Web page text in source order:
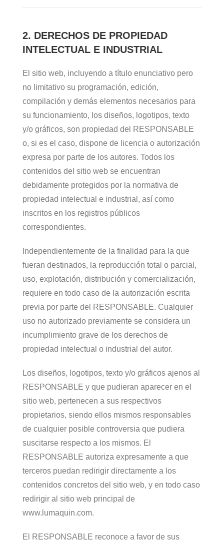
2. DERECHOS DE PROPIEDAD
INTELECTUAL E INDUSTRIAL
El sitio web, incluyendo a título enunciativo pero
no limitativo su programación, edición,
compilación y demás elementos necesarios para
su funcionamiento, los diseños, logotipos, texto
y/o gráficos, son propiedad del RESPONSABLE
o, si es el caso, dispone de licencia o autorización
expresa por parte de los autores. Todos los
contenidos del sitio web se encuentran
debidamente protegidos por la normativa de
propiedad intelectual e industrial, así como
inscritos en los registros públicos
correspondientes.
Independientemente de la finalidad para la que
fueran destinados, la reproducción total o parcial,
uso, explotación, distribución y comercialización,
requiere en todo caso de la autorización escrita
previa por parte del RESPONSABLE. Cualquier
uso no autorizado previamente se considera un
incumplimiento grave de los derechos de
propiedad intelectual o industrial del autor.
Los diseños, logotipos, texto y/o gráficos ajenos al
RESPONSABLE y que pudieran aparecer en el
sitio web, pertenecen a sus respectivos
propietarios, siendo ellos mismos responsables
de cualquier posible controversia que pudiera
suscitarse respecto a los mismos. El
RESPONSABLE autoriza expresamente a que
terceros puedan redirigir directamente a los
contenidos concretos del sitio web, y en todo caso
redirigir al sitio web principal de
www.lumaquin.com.
El RESPONSABLE reconoce a favor de sus